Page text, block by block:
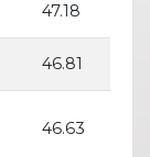
47.18
46.81
46.63